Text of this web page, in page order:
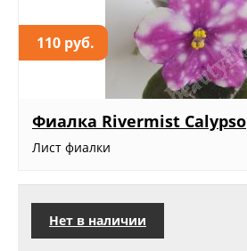
110 руб.
Фиалка Rivermist Calypso
Лист фиалки
Нет в наличии